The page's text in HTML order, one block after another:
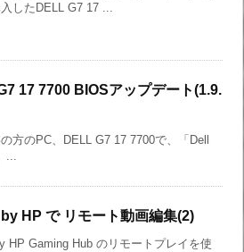
したDELL G7 17 ...
17 7700 BIOSアップデート(1.9.
方のPC、DELL G7 17 7700で、「Dell
...
HP で リモート動画編集(2)
HP Gaming Hub のリモートプレイを使